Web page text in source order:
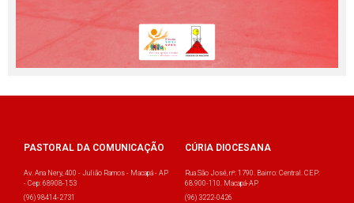
PASTORAL DA COMUNICAÇÃO
Av. Ana Nery, 400 - Julião Ramos - Macapá - AP
- Cep: 68908-153
(96) 98414-2731
CÚRIA DIOCESANA
Rua São José, nº: 1790. Bairro: Central. CEP:
68.900-110. Macapá-AP
(96) 3222-0426